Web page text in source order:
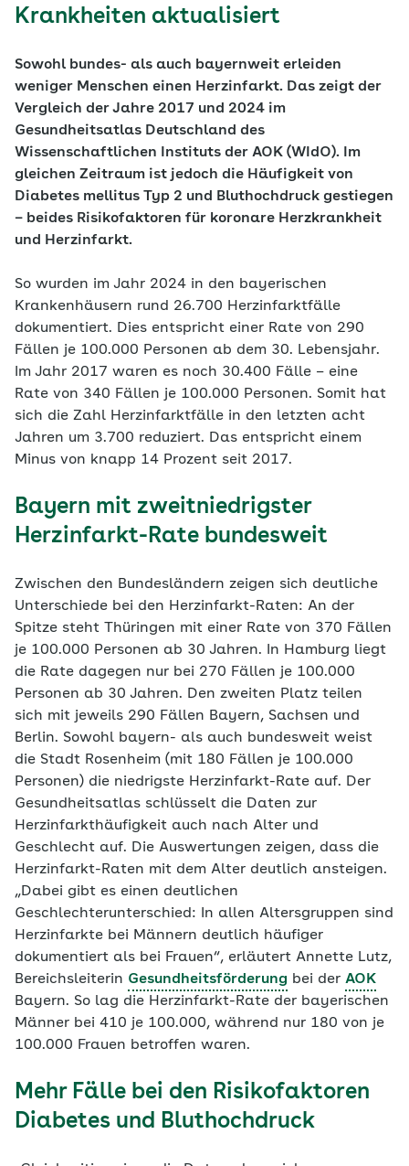
Krankheiten aktualisiert
Sowohl bundes- als auch bayernweit erleiden
weniger Menschen einen Herzinfarkt. Das zeigt der
Vergleich der Jahre 2017 und 2024 im
Gesundheitsatlas Deutschland des
Wissenschaftlichen Instituts der AOK (WIdO). Im
gleichen Zeitraum ist jedoch die Häufigkeit von
Diabetes mellitus Typ 2 und Bluthochdruck gestiegen
– beides Risikofaktoren für koronare Herzkrankheit
und Herzinfarkt.
So wurden im Jahr 2024 in den bayerischen
Krankenhäusern rund 26.700 Herzinfarktfälle
dokumentiert. Dies entspricht einer Rate von 290
Fällen je 100.000 Personen ab dem 30. Lebensjahr.
Im Jahr 2017 waren es noch 30.400 Fälle – eine
Rate von 340 Fällen je 100.000 Personen. Somit hat
sich die Zahl Herzinfarktfälle in den letzten acht
Jahren um 3.700 reduziert. Das entspricht einem
Minus von knapp 14 Prozent seit 2017.
Bayern mit zweitniedrigster
Herzinfarkt-Rate bundesweit
Zwischen den Bundesländern zeigen sich deutliche
Unterschiede bei den Herzinfarkt-Raten: An der
Spitze steht Thüringen mit einer Rate von 370 Fällen
je 100.000 Personen ab 30 Jahren. In Hamburg liegt
die Rate dagegen nur bei 270 Fällen je 100.000
Personen ab 30 Jahren. Den zweiten Platz teilen
sich mit jeweils 290 Fällen Bayern, Sachsen und
Berlin. Sowohl bayern- als auch bundesweit weist
die Stadt Rosenheim (mit 180 Fällen je 100.000
Personen) die niedrigste Herzinfarkt-Rate auf. Der
Gesundheitsatlas schlüsselt die Daten zur
Herzinfarkthäufigkeit auch nach Alter und
Geschlecht auf. Die Auswertungen zeigen, dass die
Herzinfarkt-Raten mit dem Alter deutlich ansteigen.
„Dabei gibt es einen deutlichen
Geschlechterunterschied: In allen Altersgruppen sind
Herzinfarkte bei Männern deutlich häufiger
dokumentiert als bei Frauen“, erläutert Annette Lutz,
Bereichsleiterin Gesundheitsförderung bei der AOK
Bayern. So lag die Herzinfarkt-Rate der bayerischen
Männer bei 410 je 100.000, während nur 180 von je
100.000 Frauen betroffen waren.
Mehr Fälle bei den Risikofaktoren
Diabetes und Bluthochdruck